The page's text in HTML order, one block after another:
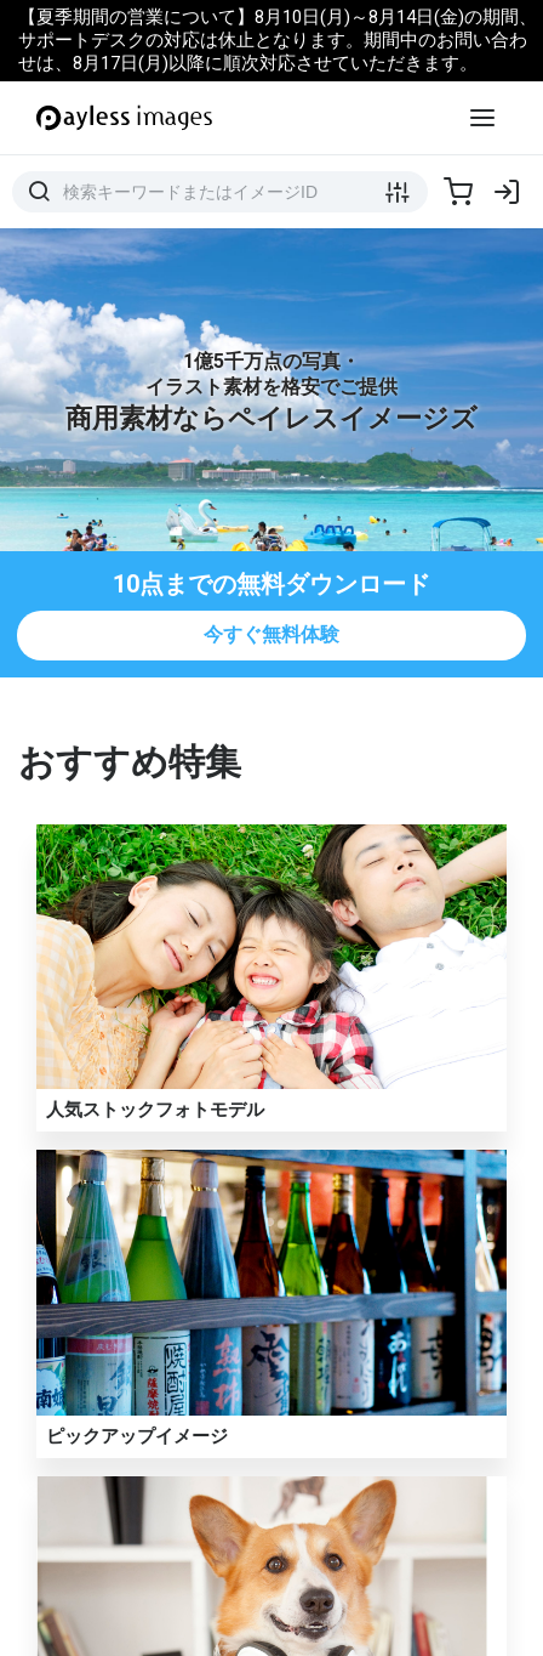
【夏季期間の営業について】8月10日(月)～8月14日(金)の期間、
サポートデスクの対応は休止となります。期間中のお問い合わ
せは、8月17日(月)以降に順次対応させていただきます。
1億5千万点の写真・
イラスト素材を格安でご提供
商用素材ならペイレスイメージズ
10点までの無料ダウンロード
今すぐ無料体験
おすすめ特集
人気ストックフォトモデル
ピックアップイメージ